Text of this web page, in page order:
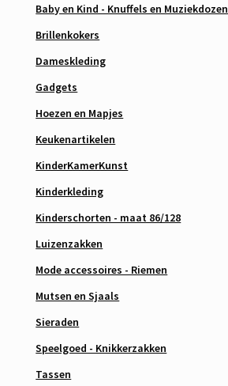
Baby en Kind - Knuffels en Muziekdozen
Brillenkokers
Dameskleding
Gadgets
Hoezen en Mapjes
Keukenartikelen
KinderKamerKunst
Kinderkleding
Kinderschorten - maat 86/128
Luizenzakken
Mode accessoires - Riemen
Mutsen en Sjaals
Sieraden
Speelgoed - Knikkerzakken
Tassen